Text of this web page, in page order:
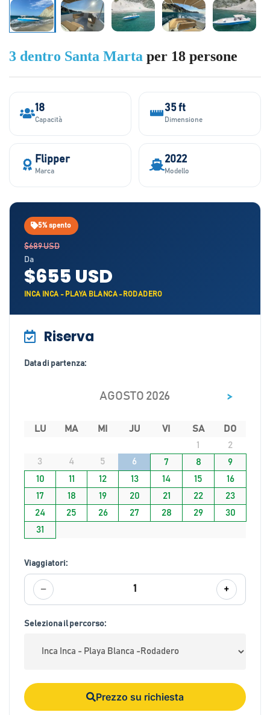
3 dentro Santa Marta per 18 persone
18
Capacità
35 ft
Dimensione
Flipper
Marca
2022
Modello
5% spento
$689 USD
Da
$655 USD
INCA INCA - PLAYA BLANCA -RODADERO
Riserva
Data di partenza:
AGOSTO 2026 >
LU MA MI JU VI SA
DO
1
2
3
4 5 6 7 8
9
10
11 12 13 14 15
16
17
18 19 20 21 22
23
24
25 26 27 28 29
30
31
Viaggiatori:
− 1 +
Seleziona il percorso:
Prezzo su richiesta